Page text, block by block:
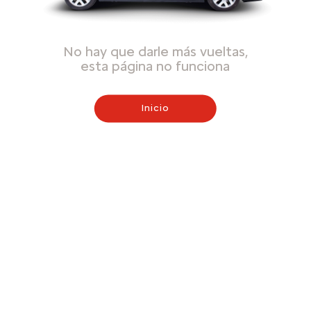
No hay que darle más vueltas,
esta página no funciona
Inicio